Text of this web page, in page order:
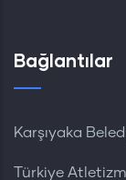
Bağlantılar
Karşıyaka
Türkiye